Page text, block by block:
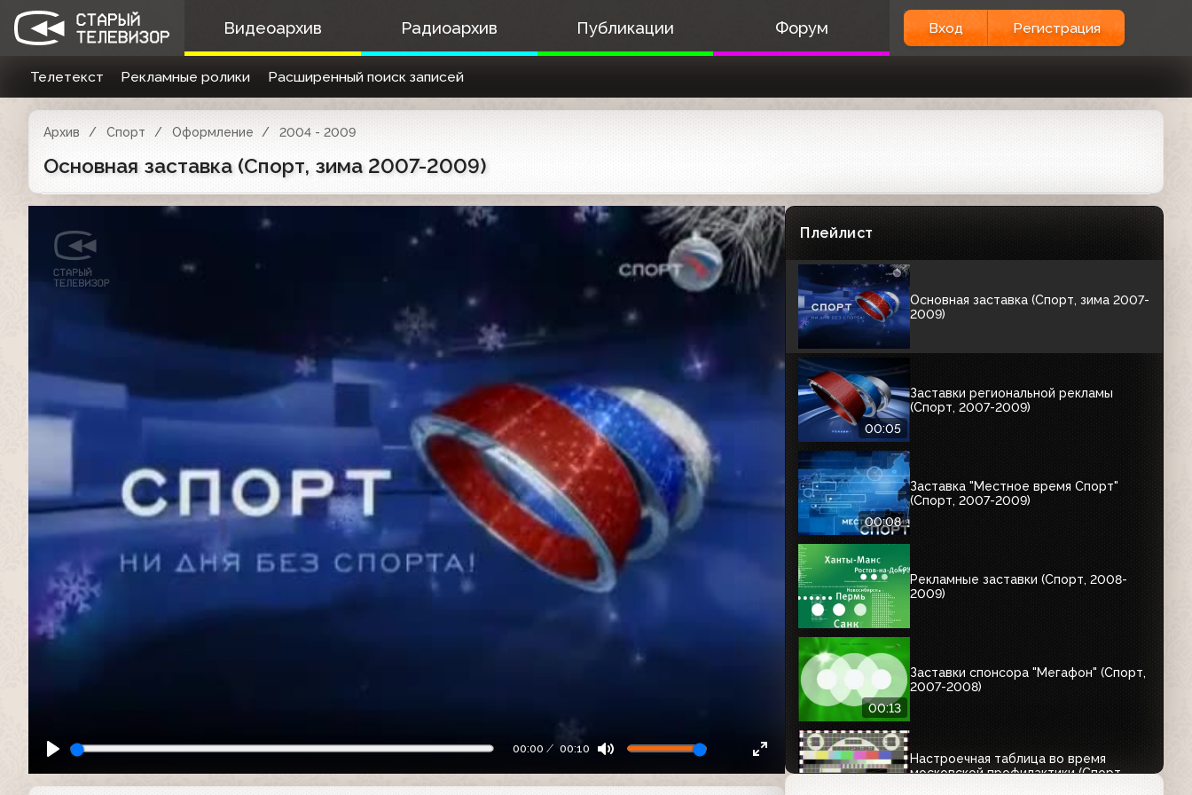
Видеоархив Радиоархив Публикации Форум Вход Регистрация
Телетекст Рекламные ролики Расширенный поиск записей
Архив Спорт Оформление 2004 - 2009
Основная заставка (Спорт, зима 2007-2009)
00:00 00:10
Плейлист
01:00
Часы (Спорт, 2004-2007)
00:19
Заставка начала эфира (Спорт, 2007-
Основная заставка (Спорт, зима 2007-
2009)
00:05
Заставки региональной рекламы
(Спорт, 2007-2009)
00:08
Заставка "Местное время Спорт"
(Спорт, 2007-2009)
Рекламные заставки (Спорт, 2008-
2009)
00:13
Заставки спонсора "Мегафон" (Спорт,
2007-2008)
Настроечная таблица во время
московской профилактики (Спорт,